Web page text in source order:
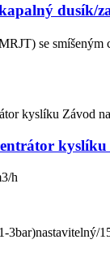
dusík/
se
h
3bar)nastavitelný/